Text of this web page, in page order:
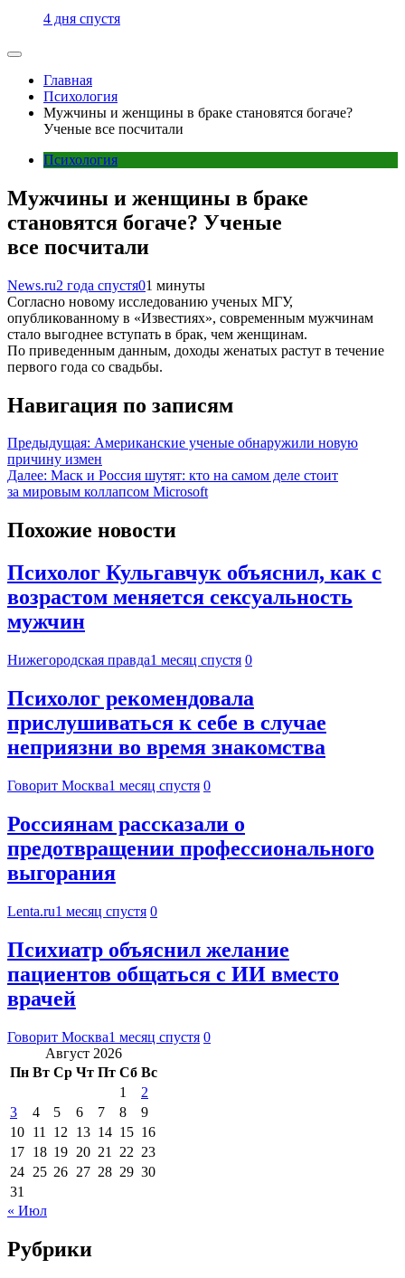
4 дня спустя
Главная
Психология
Мужчины и женщины в браке становятся богаче?
Ученые все посчитали
Психология
Мужчины и женщины в браке
становятся богаче? Ученые
все посчитали
News.ru2 года спустя01 минуты
Согласно новому исследованию ученых МГУ,
опубликованному в «Известиях», современным мужчинам
стало выгоднее вступать в брак, чем женщинам.
По приведенным данным, доходы женатых растут в течение
первого года со свадьбы.
Навигация по записям
Предыдущая: Американские ученые обнаружили новую
причину измен
Далее: Маск и Россия шутят: кто на самом деле стоит
за мировым коллапсом Microsoft
Похожие новости
Психолог Кульгавчук объяснил, как с
возрастом меняется сексуальность
мужчин
Нижегородская правда1 месяц спустя 0
Психолог рекомендовала
прислушиваться к себе в случае
неприязни во время знакомства
Говорит Москва1 месяц спустя 0
Россиянам рассказали о
предотвращении профессионального
выгорания
Lenta.ru1 месяц спустя 0
Психиатр объяснил желание
пациентов общаться с ИИ вместо
врачей
Говорит Москва1 месяц спустя 0
Август 2026
Пн Вт Ср Чт Пт Сб Вс
1
2
3
4 5 6 7 8
9
10 11 12 13 14 15 16
17 18 19 20 21 22 23
24 25 26 27 28 29 30
31
« Июл
Рубрики